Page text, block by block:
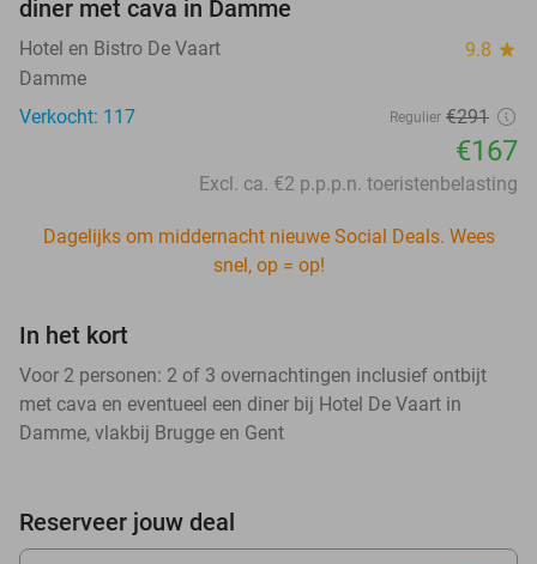
diner met cava in Damme
Hotel en Bistro De Vaart 9.8 star
Damme
Verkocht: 117
Regulier €291
€167
Excl. ca. €2 p.p.p.n. toeristenbelasting
Dagelijks om middernacht nieuwe Social Deals. Wees
snel, op = op!
In het kort
Voor 2 personen: 2 of 3 overnachtingen inclusief ontbijt
met cava en eventueel een diner bij Hotel De Vaart in
Damme, vlakbij Brugge en Gent
Reserveer jouw deal